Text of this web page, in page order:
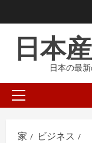
ン
に
日本
日本の最
プ
イ
家
ビジネス